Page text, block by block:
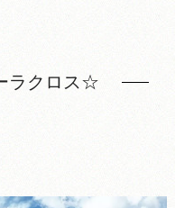
ラクロス☆